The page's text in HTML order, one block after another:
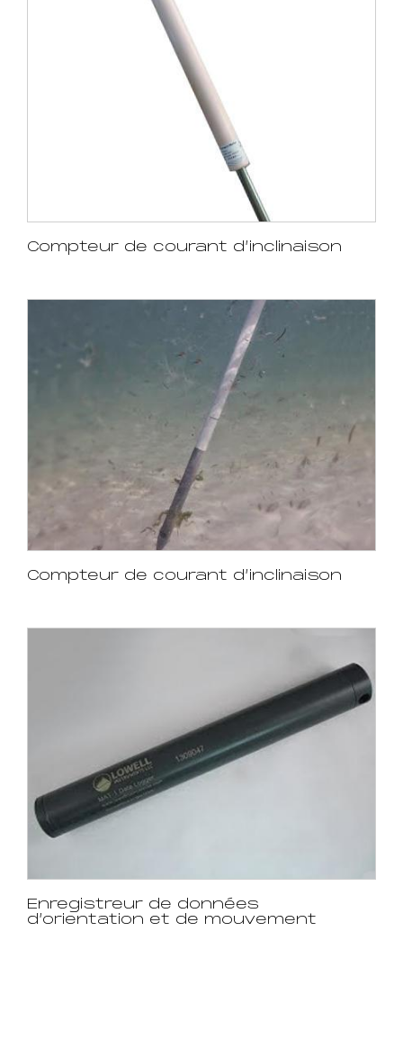
Compteur de courant d’inclinaison
Compteur de courant d’inclinaison
Enregistreur de données
d’orientation et de mouvement